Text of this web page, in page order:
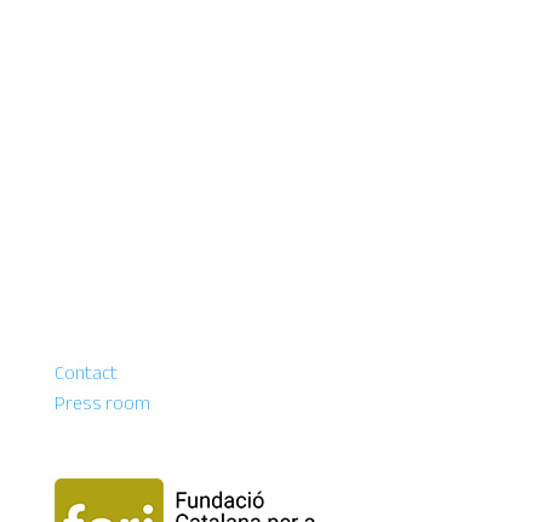
Contact
Press room